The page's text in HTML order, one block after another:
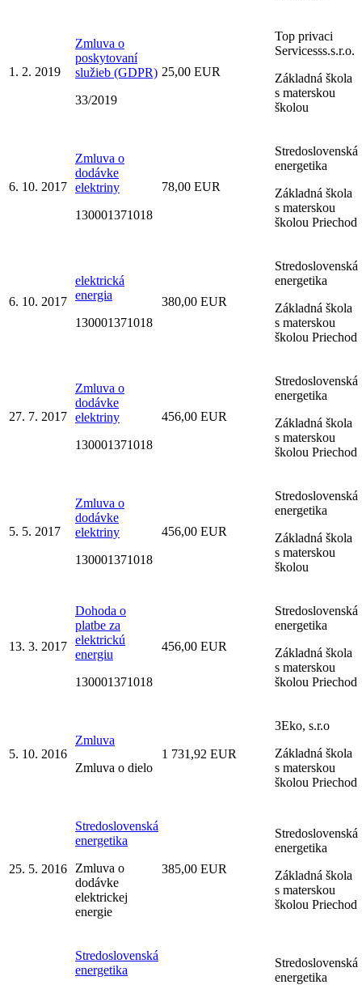
1. 2. 2019
Zmluva o
poskytovaní
služieb (GDPR)
33/2019
25,00 EUR
Top privaci
Servicesss.s.r.o.
Základná škola
s materskou
školou
6. 10. 2017
Zmluva o
dodávke
elektriny
130001371018
78,00 EUR
Stredoslovenská
energetika
Základná škola
s materskou
školou Priechod
6. 10. 2017
elektrická
energia
130001371018
380,00 EUR
Stredoslovenská
energetika
Základná škola
s materskou
školou Priechod
27. 7. 2017
Zmluva o
dodávke
elektriny
130001371018
456,00 EUR
Stredoslovenská
energetika
Základná škola
s materskou
školou Priechod
5. 5. 2017
Zmluva o
dodávke
elektriny
130001371018
456,00 EUR
Stredoslovenská
energetika
Základná škola
s materskou
školou
13. 3. 2017
Dohoda o
platbe za
elektrickú
energiu
130001371018
456,00 EUR
Stredoslovenská
energetika
Základná škola
s materskou
školou Priechod
5. 10. 2016
Zmluva
Zmluva o dielo
1 731,92 EUR
3Eko, s.r.o
Základná škola
s materskou
školou Priechod
25. 5. 2016
Stredoslovenská
energetika
Zmluva o
dodávke
elektrickej
energie
385,00 EUR
Stredoslovenská
energetika
Základná škola
s materskou
školou Priechod
Stredoslovenská
energetika
Stredoslovenská
energetika